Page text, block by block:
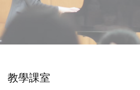
教學課室